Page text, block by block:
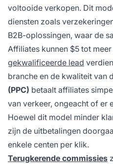
voltooide verkopen. Dit
diensten zoals
B2B-oplossingen, waar de
Affiliates kunnen $5 tot meer
gekwalificeerde lead
branche en de kwaliteit van
(PPC) betaalt affiliates
van verkeer, ongeacht of er
Hoewel dit model minder
zijn de uitbetalingen
enkele centen per klik.
Terugkerende commissies